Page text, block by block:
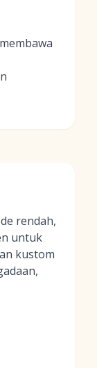
rendah,
untuk
kustom